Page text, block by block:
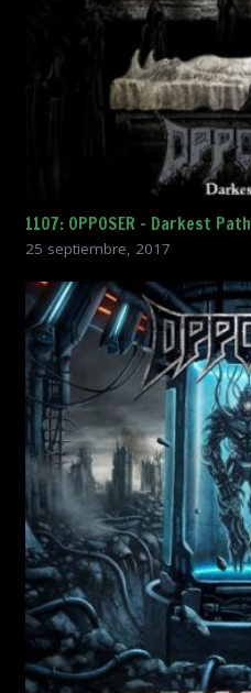
1107: OPPOSER – Darkest Path
25 septiembre, 2017